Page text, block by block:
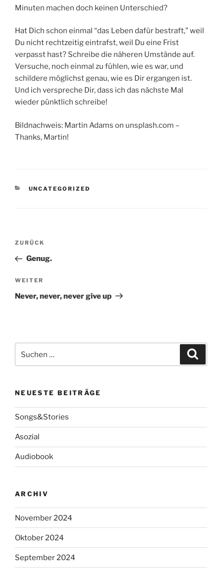
Minuten machen doch keinen Unterschied?
Hat Dich schon einmal “das Leben dafür bestraft,” weil
Du nicht rechtzeitig eintrafst, weil Du eine Frist
verpasst hast? Schreibe die näheren Umstände auf.
Versuche, noch einmal zu fühlen, wie es war, und
schildere möglichst genau, wie es Dir ergangen ist.
Und ich verspreche Dir, dass ich das nächste Mal
wieder pünktlich schreibe!
Bildnachweis: Martin Adams on unsplash.com –
Thanks, Martin!
KATEGORIEN
UNCATEGORIZED
Beitragsnavigation
Vorheriger
Beitrag
ZURÜCK
Genug.
Nächster
Beitrag
WEITER
Never, never, never give up
nach:
NEUESTE BEITRÄGE
Songs&Stories
Asozial
Audiobook
ARCHIV
November 2024
Oktober 2024
September 2024